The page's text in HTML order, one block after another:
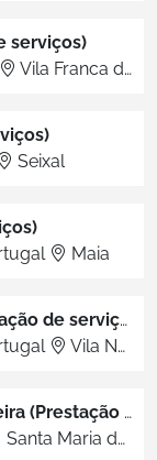
serviços)
Vila Franca de Xira
Seixal
Maia
Enfermeiro Vila Nova de Gaia (prestação de serviços)
Vila Nova de Gaia
Médico Residente Santa Maria da Feira (Prestação de Serviços)
Santa Maria da Feira